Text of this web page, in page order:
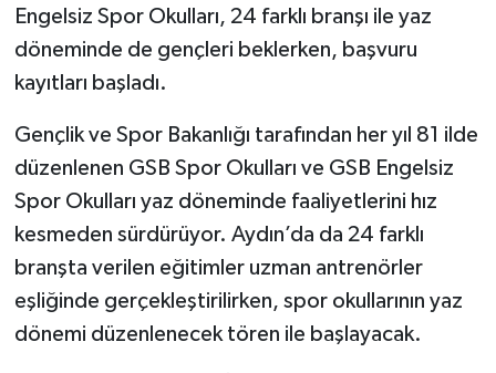
Engelsiz Spor Okulları, 24 farklı branşı ile yaz
döneminde de gençleri beklerken, başvuru
kayıtları başladı.
Gençlik ve Spor Bakanlığı tarafından her yıl 81 ilde
düzenlenen GSB Spor Okulları ve GSB Engelsiz
Spor Okulları yaz döneminde faaliyetlerini hız
kesmeden sürdürüyor. Aydın’da da 24 farklı
branşta verilen eğitimler uzman antrenörler
eşliğinde gerçekleştirilirken, spor okullarının yaz
dönemi düzenlenecek tören ile başlayacak.